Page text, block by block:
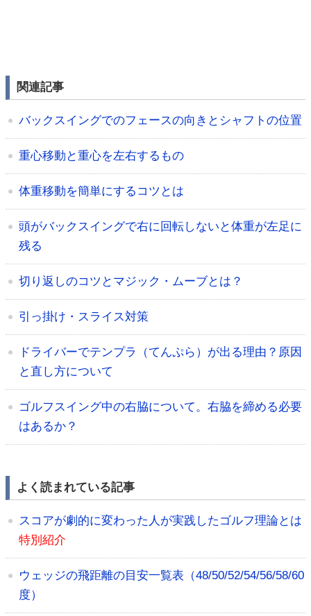
関連記事
バックスイングでのフェースの向きとシャフトの位置
重心移動と重心を左右するもの
体重移動を簡単にするコツとは
頭がバックスイングで右に回転しないと体重が左足に
残る
切り返しのコツとマジック・ムーブとは？
引っ掛け・スライス対策
ドライバーでテンプラ（てんぷら）が出る理由？原因
と直し方について
ゴルフスイング中の右脇について。右脇を締める必要
はあるか？
よく読まれている記事
スコアが劇的に変わった人が実践したゴルフ理論とは
特別紹介
ウェッジの飛距離の目安一覧表（48/50/52/54/56/58/60
度）